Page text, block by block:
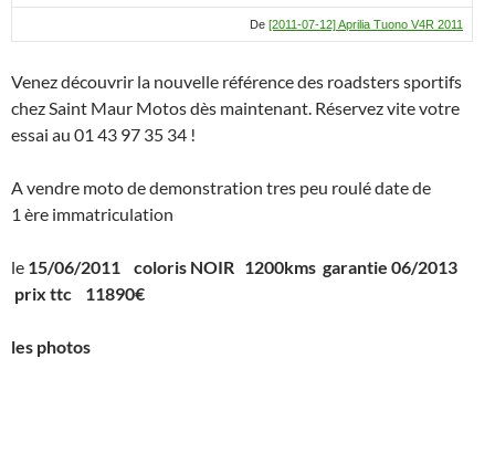
De [2011-07-12] Aprilia Tuono V4R 2011
Venez découvrir la nouvelle référence des roadsters sportifs
chez Saint Maur Motos dès maintenant. Réservez vite votre
essai au 01 43 97 35 34 !
A vendre moto de demonstration tres peu roulé date de
1 ère immatriculation
le 15/06/2011 coloris NOIR 1200kms garantie 06/2013
prix ttc 11890€
les photos